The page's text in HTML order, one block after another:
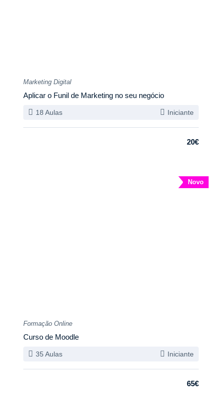
Marketing Digital
Aplicar o Funil de Marketing no seu negócio
18 Aulas Iniciante
20€
Novo
Formação Online
Curso de Moodle
35 Aulas Iniciante
65€